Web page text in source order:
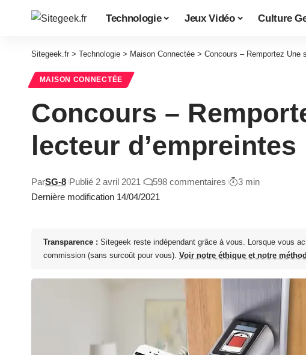
Technologie Jeux Vidéo Culture
Sitegeek.fr > Technologie > Maison Connectée > Concours – Remportez Une
MAISON CONNECTÉE
Concours –
lecteur d’empreintes
Dernière modification 14/04/2021
ParSG-8 Publié 2 avril 2021 598 commentaires 3 min
Transparence : Sitegeek reste indépendant grâce à vous. Lorsque vous
commission (sans surcoût pour vous). Voir notre éthique et notre